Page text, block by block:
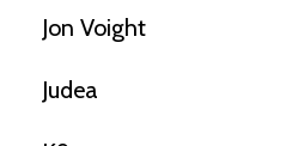
Jon Voight
Judea